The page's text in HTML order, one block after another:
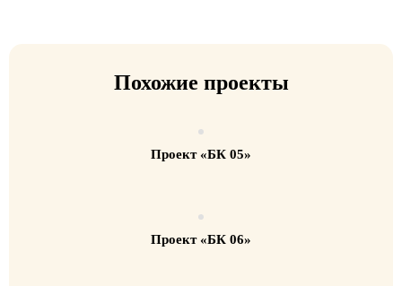
Похожие проекты
Проект «БК 05»
Проект «БК 06»